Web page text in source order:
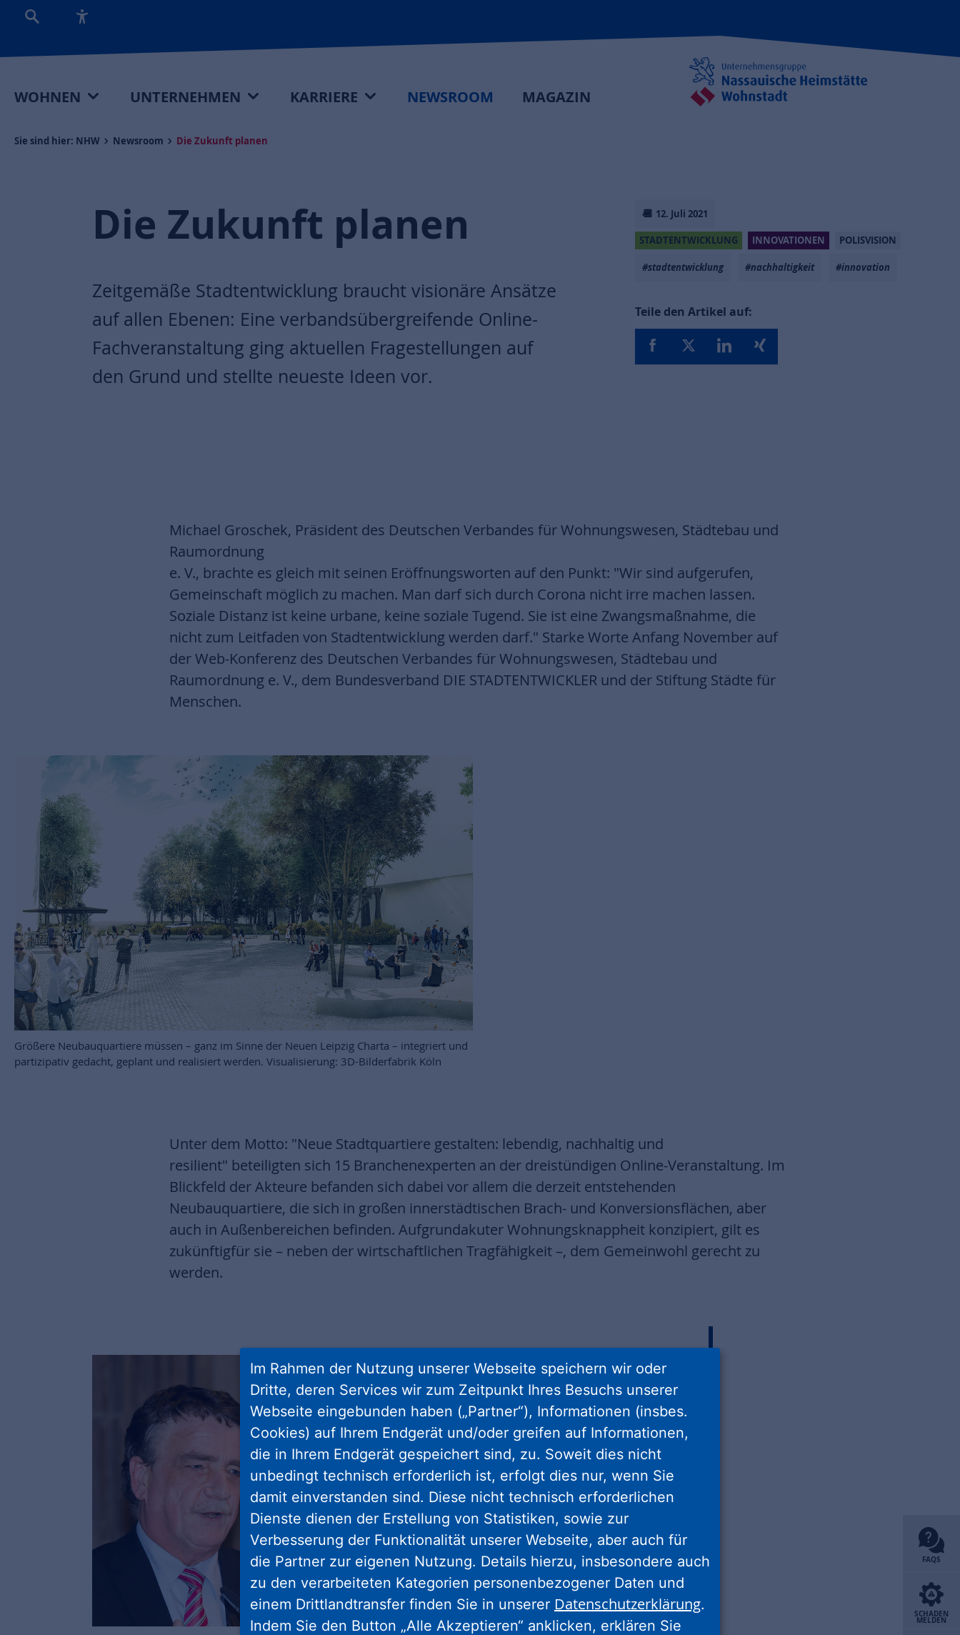
WOHNEN UNTERNEHMEN KARRIERE NEWSROOM MAGAZIN
FAQS
SCHADEN
MELDEN
Sie sind hier: NHW Newsroom Die Zukunft planen
12. Juli 2021
STADTENTWICKLUNG INNOVATIONEN POLISVISION
#stadtentwicklung #nachhaltigkeit #innovation
Teile den Artikel auf:
Die Zukunft planen
Zeitgemäße Stadtentwicklung braucht visionäre Ansätze
auf allen Ebenen: Eine verbandsübergreifende Online-
Fachveranstaltung ging aktuellen Fragestellungen auf
den Grund und stellte neueste Ideen vor.
Michael Groschek, Präsident des Deutschen Verbandes für Wohnungswesen, Städtebau und
Raumordnung
e. V., brachte es gleich mit seinen Eröffnungsworten auf den Punkt: "Wir sind aufgerufen,
Gemeinschaft möglich zu machen. Man darf sich durch Corona nicht irre machen lassen.
Soziale Distanz ist keine urbane, keine soziale Tugend. Sie ist eine Zwangsmaßnahme, die
nicht zum Leitfaden von Stadtentwicklung werden darf." Starke Worte Anfang November auf
der Web-Konferenz des Deutschen Verbandes für Wohnungswesen, Städtebau und
Raumordnung e. V., dem Bundesverband DIE STADTENTWICKLER und der Stiftung Städte für
Menschen.
Größere Neubauquartiere müssen – ganz im Sinne der Neuen Leipzig Charta – integriert und
partizipativ gedacht, geplant und realisiert werden. Visualisierung: 3D-Bilderfabrik Köln
Unter dem Motto: "Neue Stadtquartiere gestalten: lebendig, nachhaltig und
resilient" beteiligten sich 15 Branchenexperten an der dreistündigen Online-Veranstaltung. Im
Blickfeld der Akteure befanden sich dabei vor allem die derzeit entstehenden
Neubauquartiere, die sich in großen innerstädtischen Brach- und Konversionsflächen, aber
auch in Außenbereichen befinden. Aufgrundakuter Wohnungsknappheit konzipiert, gilt es
zukünftigfür sie – neben der wirtschaftlichen Tragfähigkeit –, dem Gemeinwohl gerecht zu
werden.
Wir sind aufgerufen, Gemeinschaft möglich
zu machen.
Im Rahmen der Nutzung unserer Webseite speichern wir oder
Dritte, deren Services wir zum Zeitpunkt Ihres Besuchs unserer
Webseite eingebunden haben („Partner“), Informationen (insbes.
Cookies) auf Ihrem Endgerät und/oder greifen auf Informationen,
die in Ihrem Endgerät gespeichert sind, zu. Soweit dies nicht
unbedingt technisch erforderlich ist, erfolgt dies nur, wenn Sie
damit einverstanden sind. Diese nicht technisch erforderlichen
Dienste dienen der Erstellung von Statistiken, sowie zur
Verbesserung der Funktionalität unserer Webseite, aber auch für
die Partner zur eigenen Nutzung. Details hierzu, insbesondere auch
zu den verarbeiteten Kategorien personenbezogener Daten und
einem Drittlandtransfer finden Sie in unserer Datenschutzerklärung.
Indem Sie den Button „Alle Akzeptieren“ anklicken, erklären Sie